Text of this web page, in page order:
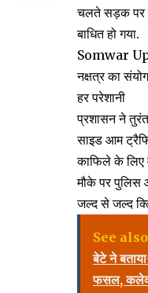
चलते सड़क पर
बाधित हो गया.
Somwar
नक्षत्र का
हर परेशानी
प्रशासन ने तुरंत
साइड आम
काफिले के लिए
मौके पर पुलिस
जल्द से जल्द
See also
बेटे ने
फसल,